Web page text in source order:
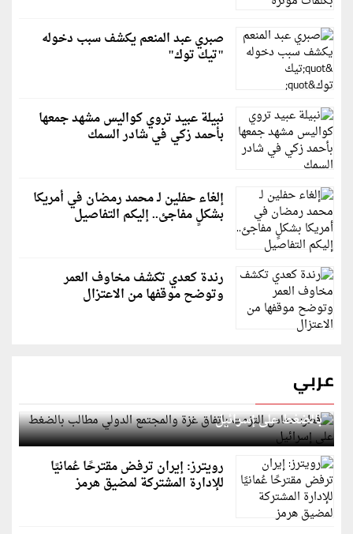
صبري عبد المنعم يكشف سبب دخوله
"تيك توك"
نبيلة عبيد تروي كواليس مشهد جمعها
بأحمد زكي في شادر السمك
إلغاء حفلين لـ محمد رمضان في أمريكا
بشكلٍ مفاجئ.. إليكم التفاصيل
رندة كعدي تكشف مخاوف العمر
وتوضح موقفها من الاعتزال
عربي
قطر: حماس التزمت باتفاق غزة والمجتمع الدولي مطالب
بالضغط على إسرائيل
رويترز: إيران ترفض مقترحًا عُمانيًا
للإدارة المشتركة لمضيق هرمز